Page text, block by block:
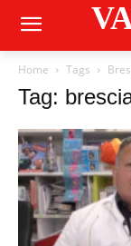
Home Tags
Tag: